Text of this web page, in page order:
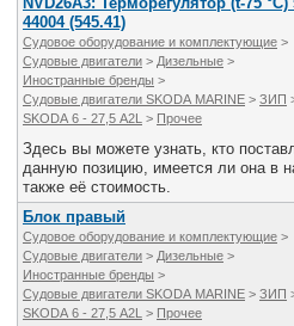
44004 (545.41)
Судовое оборудование и комплектующие >
Судовые двигатели > Дизельные >
Иностранные бренды >
Судовые двигатели SKODA MARINE > ЗИП
SKODA 6 - 27,5 A2L > Прочее
Здесь вы можете узнать, кто
данную позицию, имеется ли она в
также её стоимость.
Блок правый
Судовое оборудование и комплектующие >
Судовые двигатели > Дизельные >
Иностранные бренды >
Судовые двигатели SKODA MARINE > ЗИП
SKODA 6 - 27,5 A2L > Прочее